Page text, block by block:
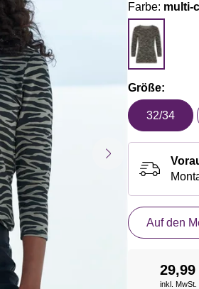
Farbe: multi-
Größe:
32/34
Auf den
29,99
inkl. MwSt.